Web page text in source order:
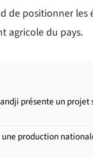
de positionner
agricole du pays.
présente un
production